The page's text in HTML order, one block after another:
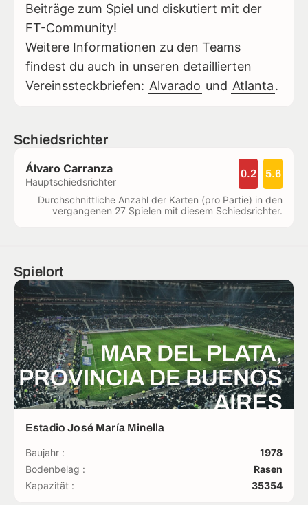
Beiträge zum Spiel und diskutiert mit der
FT-Community!
Weitere Informationen zu den Teams
findest du auch in unseren detaillierten
Vereinssteckbriefen: Alvarado und Atlanta.
Schiedsrichter
Álvaro Carranza
Hauptschiedsrichter
0.2 5.6
Durchschnittliche Anzahl der Karten (pro Partie) in den
vergangenen 27 Spielen mit diesem Schiedsrichter.
Spielort
MAR DEL PLATA,
PROVINCIA DE BUENOS
AIRES
Estadio José María Minella
Baujahr :
1978
Bodenbelag :
Rasen
Kapazität :
35354